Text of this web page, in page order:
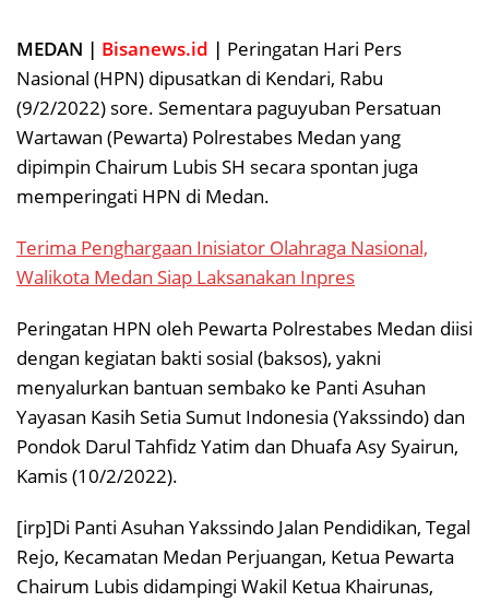
MEDAN | Bisanews.id | Peringatan Hari Pers
Nasional (HPN) dipusatkan di Kendari, Rabu
(9/2/2022) sore. Sementara paguyuban Persatuan
Wartawan (Pewarta) Polrestabes Medan yang
dipimpin Chairum Lubis SH secara spontan juga
memperingati HPN di Medan.
Terima Penghargaan Inisiator Olahraga Nasional,
Walikota Medan Siap Laksanakan Inpres
Peringatan HPN oleh Pewarta Polrestabes Medan diisi
dengan kegiatan bakti sosial (baksos), yakni
menyalurkan bantuan sembako ke Panti Asuhan
Yayasan Kasih Setia Sumut Indonesia (Yakssindo) dan
Pondok Darul Tahfidz Yatim dan Dhuafa Asy Syairun,
Kamis (10/2/2022).
[irp]Di Panti Asuhan Yakssindo Jalan Pendidikan, Tegal
Rejo, Kecamatan Medan Perjuangan, Ketua Pewarta
Chairum Lubis didampingi Wakil Ketua Khairunas,